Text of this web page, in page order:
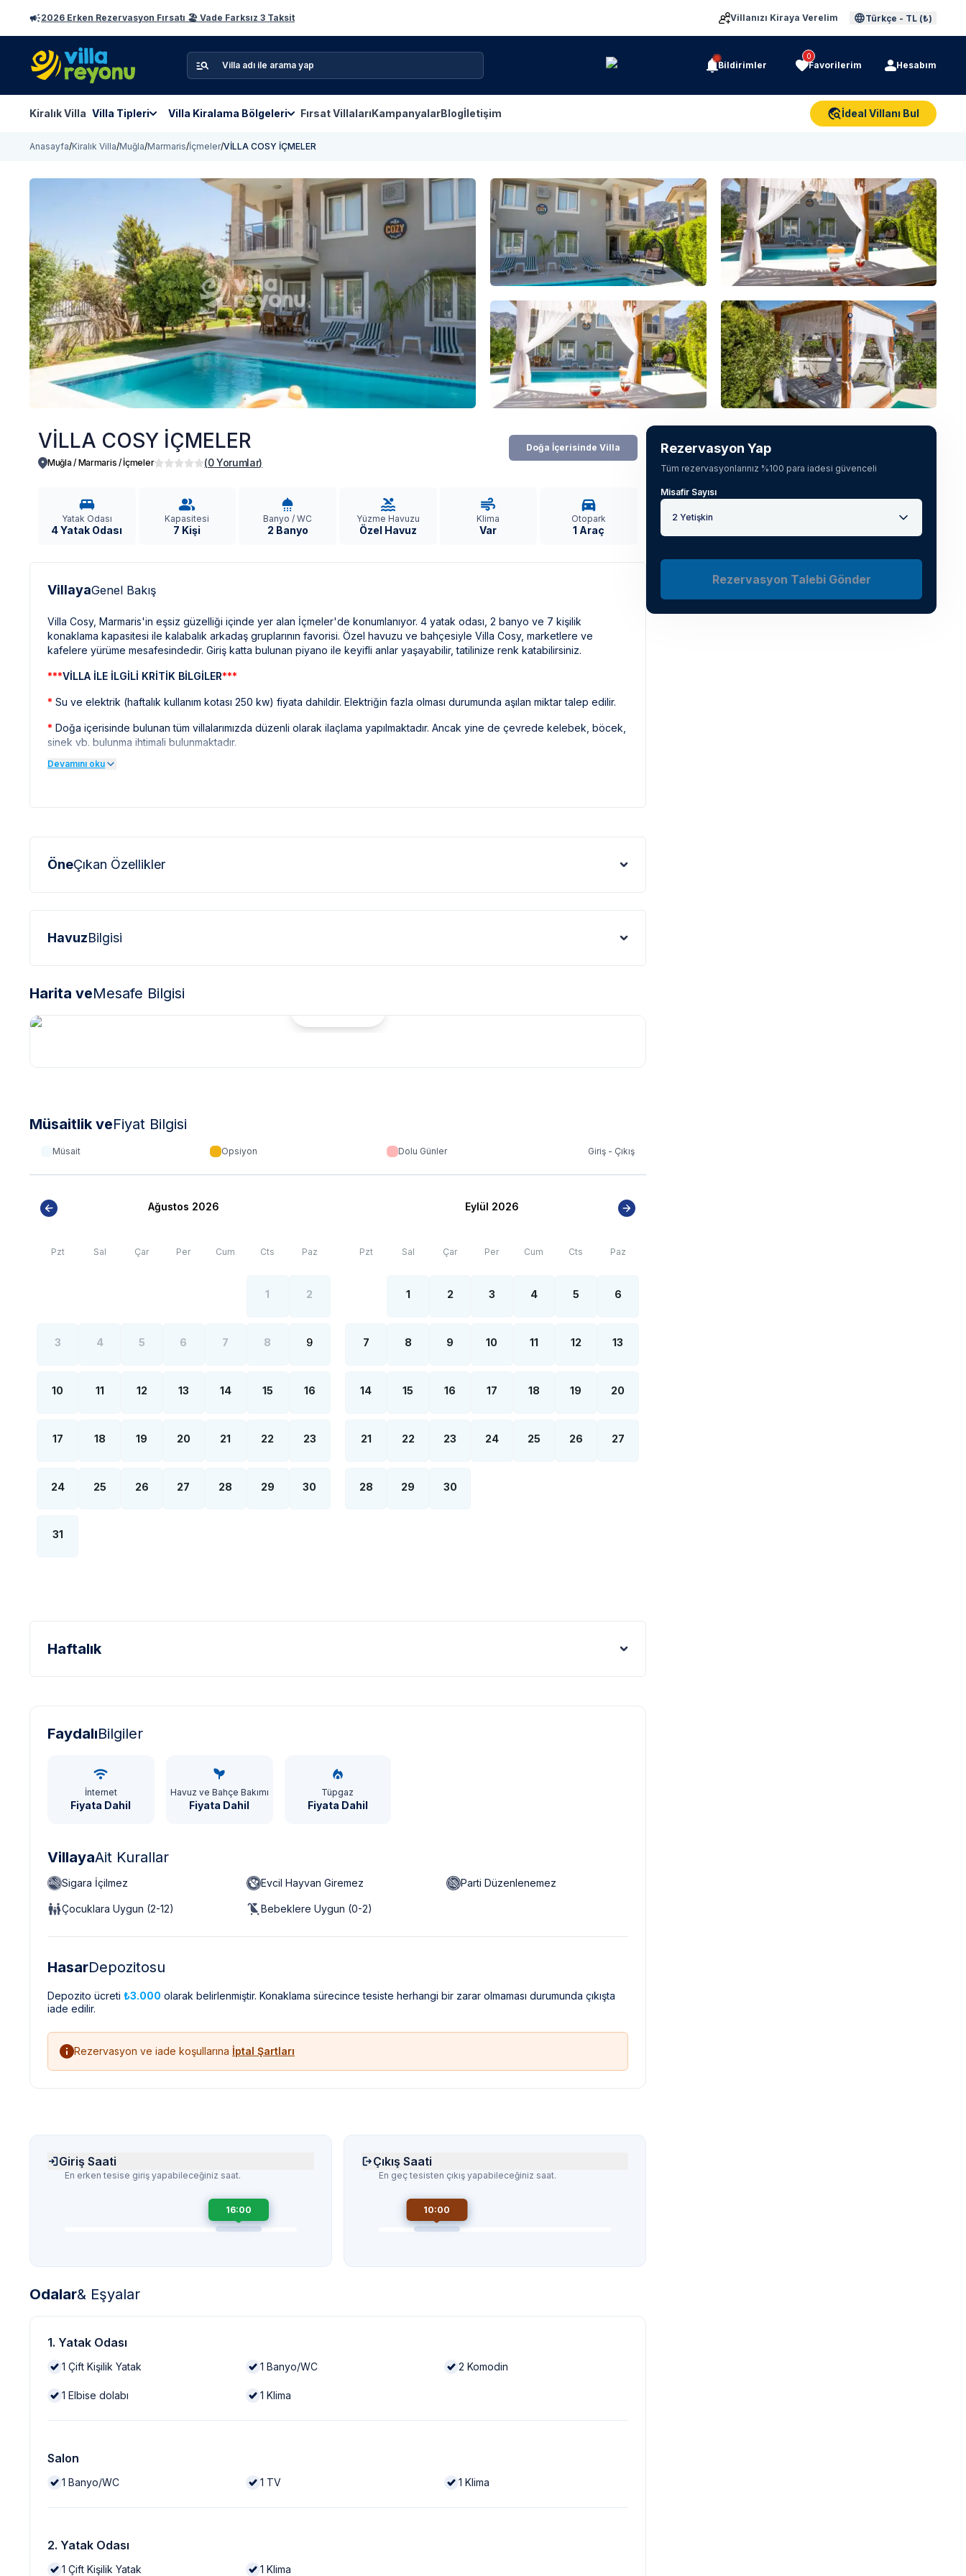
2026 Erken Rezervasyon Fırsatı 🏖️ Vade Farksız 3 Taksit Villanızı Kiraya Verelim Türkçe - TL (₺)
Bildirimler
0
Favorilerim Hesabım
Kiralık Villa Villa Tipleri Villa Kiralama Bölgeleri Fırsat VillalarıKampanyalarBlogİletişim İdeal Villanı Bul
Anasayfa/Kiralık Villa/Muğla/Marmaris/İçmeler/VİLLA COSY İÇMELER
Tüm fotoğrafları gör
VİLLA COSY İÇMELER
Muğla / Marmaris / İçmeler (0 Yorumlar)
Doğa İçerisinde Villa
Yatak Odası
4 Yatak Odası
Kapasitesi
7 Kişi
Banyo / WC
2 Banyo
Yüzme Havuzu
Özel Havuz
Klima
Var
Otopark
1 Araç
VillayaGenel Bakış
Villa Cosy, Marmaris'in eşsiz güzelliği içinde yer alan İçmeler'de konumlanıyor. 4 yatak odası, 2 banyo ve 7 kişilik
konaklama kapasitesi ile kalabalık arkadaş gruplarının favorisi. Özel havuzu ve bahçesiyle Villa Cosy, marketlere ve
kafelere yürüme mesafesindedir. Giriş katta bulunan piyano ile keyifli anlar yaşayabilir, tatilinize renk katabilirsiniz.
***VİLLA İLE İLGİLİ KRİTİK BİLGİLER***
* Su ve elektrik (haftalık kullanım kotası 250 kw) fiyata dahildir. Elektriğin fazla olması durumunda aşılan miktar talep edilir.
* Doğa içerisinde bulunan tüm villalarımızda düzenli olarak ilaçlama yapılmaktadır. Ancak yine de çevrede kelebek, böcek,
sinek vb. bulunma ihtimali bulunmaktadır.
*Bu evin resimleri sitemizde yer alan diğer evlerin resimleri gibi görüntüyü ekrana sığdırmak amacıyla, geniş açılı lens ve
Bu villalarımıza ulaşmak için yokuş yukarı çıkılması gerekmektedir. Bazı villalarımızın ise yolu stabilize(toprak)
Devamını oku
ÖneÇıkan Özellikler
HavuzBilgisi
Harita veMesafe Bilgisi
Müsaitlik veFiyat Bilgisi
Müsait Opsiyon Dolu Günler Giriş - Çıkış
Ağustos 2026
Pzt Sal Çar Per Cum Cts Paz
1 2
3 4 5 6 7 8 9
10 11 12 13 14 15 16
17 18 19 20 21 22 23
24 25 26 27 28 29 30
31
Eylül 2026
Pzt Sal Çar Per Cum Cts Paz
1 2 3 4 5 6
7 8 9 10 11 12 13
14 15 16 17 18 19 20
21 22 23 24 25 26 27
28 29 30
Haftalık
FaydalıBilgiler
İnternet
Fiyata Dahil
Havuz ve Bahçe Bakımı
Fiyata Dahil
Tüpgaz
Fiyata Dahil
VillayaAit Kurallar
Sigara İçilmez Evcil Hayvan Giremez Parti Düzenlenemez
Çocuklara Uygun (2-12) Bebeklere Uygun (0-2)
HasarDepozitosu
Depozito ücreti ₺3.000 olarak belirlenmiştir. Konaklama sürecince tesiste herhangi bir zarar olmaması durumunda çıkışta
iade edilir.
Rezervasyon ve iade koşullarına İptal Şartları
Giriş Saati
En erken tesise giriş yapabileceğiniz saat.
16:00
Çıkış Saati
En geç tesisten çıkış yapabileceğiniz saat.
10:00
Odalar& Eşyalar
1. Yatak Odası
1 Çift Kişilik Yatak 1 Banyo/WC 2 Komodin
1 Elbise dolabı 1 Klima
Salon
1 Banyo/WC 1 TV 1 Klima
2. Yatak Odası
1 Çift Kişilik Yatak 1 Klima
Rezervasyon Yap
Tüm rezervasyonlarınız %100 para iadesi güvenceli
Misafir Sayısı
2 Yetişkin
Rezervasyon Talebi Gönder